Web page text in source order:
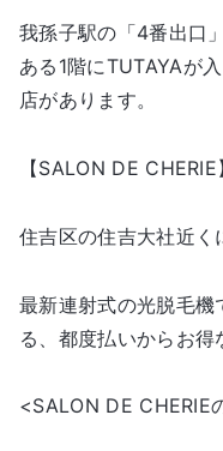
我孫子駅の「4番出口
ある1階にTUTAYAが
店があります。
【SALON DE CHERIE
住吉区の住吉大社近く
最新連射式の光脱毛機
る、都度払いからお得
<SALON DE CHERIE